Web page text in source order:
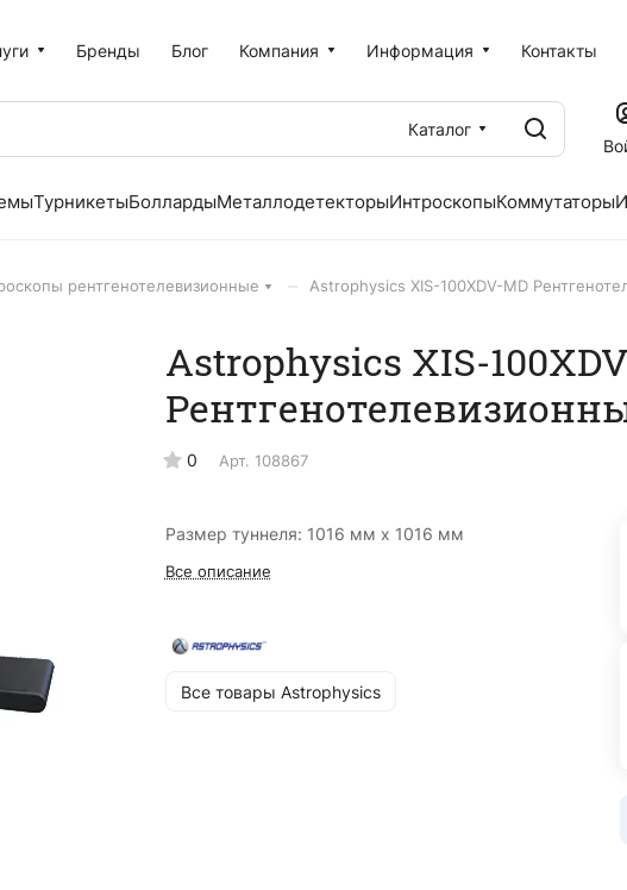
Бренды Блог Компания Информация Контакты
Каталог
ТурникетыБоллардыМеталлодетекторыИнтроскопыКоммутаторы
рентгенотелевизионные Astrophysics XIS-100XDV-MD
Astrophysics XIS-
0 Арт. 108867
Размер туннеля: 1016 мм x 1016 мм
Все описание
Все товары Astrophysics